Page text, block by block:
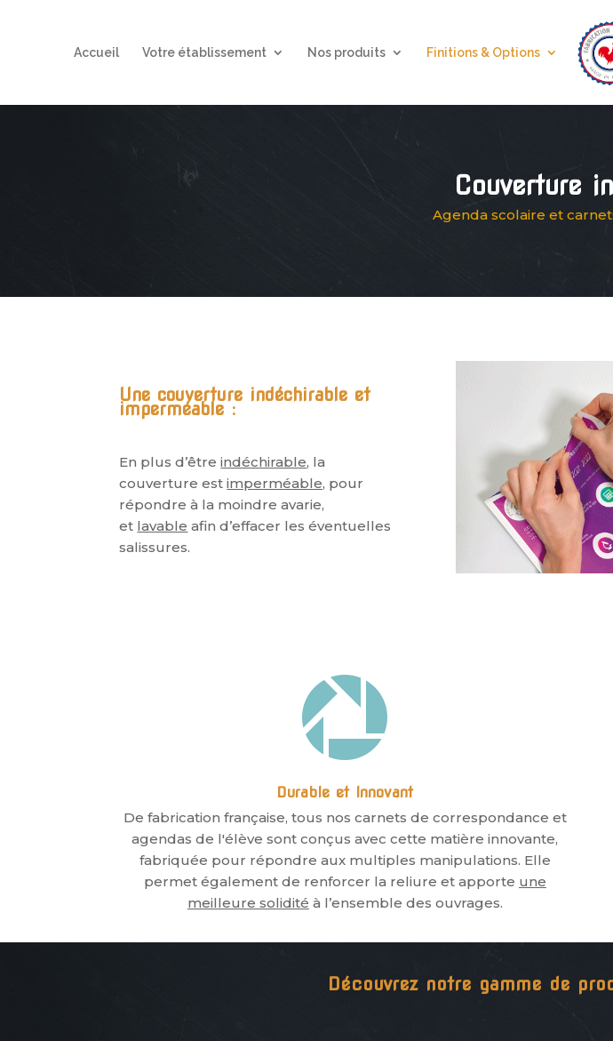
Accueil Votre établissement Nos produits Finitions & Options
Couverture
Agenda scolaire et
Une couverture indéchirable et
imperméable :
En plus d’êtreindéchirable, la
couverture estimperméable, pour
répondre à la moindre avarie,
et lavable afin d’effacer les éventuelles
salissures.

Durable et Innovant
De fabrication française, tous nos carnets de correspondance et
agendas de l'élève sont conçus avec cette matière innovante,
fabriquée pour répondre aux multiples manipulations. Elle
permet également de renforcer la reliure et apporte une
meilleure solidité à l’ensemble des ouvrages.
Découvrez notre gamme de